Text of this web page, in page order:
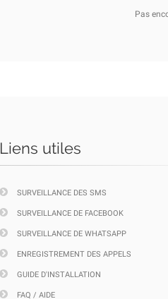
Pas
Liens utiles
SURVEILLANCE DES SMS
SURVEILLANCE DE FACEBOOK
SURVEILLANCE DE WHATSAPP
ENREGISTREMENT DES APPELS
GUIDE D'INSTALLATION
FAQ / AIDE